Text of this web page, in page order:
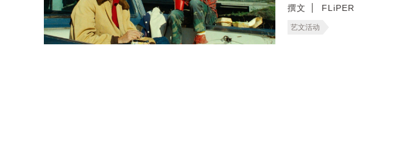
撰文 FLiPER
艺文活动